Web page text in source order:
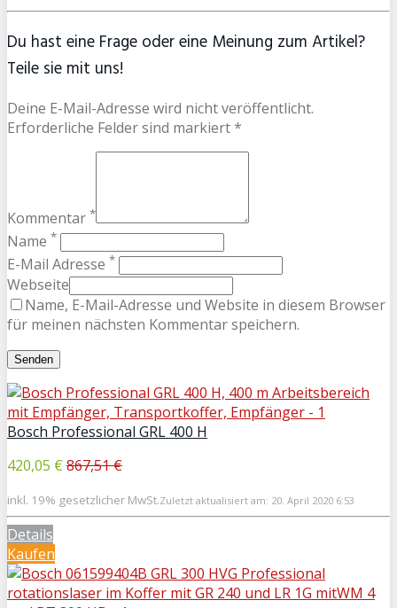
Du hast eine Frage oder eine Meinung zum Artikel?
Teile sie mit uns!
Deine E-Mail-Adresse wird nicht veröffentlicht.
Erforderliche Felder sind markiert *
Kommentar *
Name *
E-Mail Adresse *
Webseite
Name, E-Mail-Adresse und Website in diesem Browser
für meinen nächsten Kommentar speichern.
Bosch Professional GRL 400 H
420,05 € 867,51 €
inkl. 19% gesetzlicher MwSt.Zuletzt aktualisiert am: 20. April 2020 6:53
Details
Kaufen